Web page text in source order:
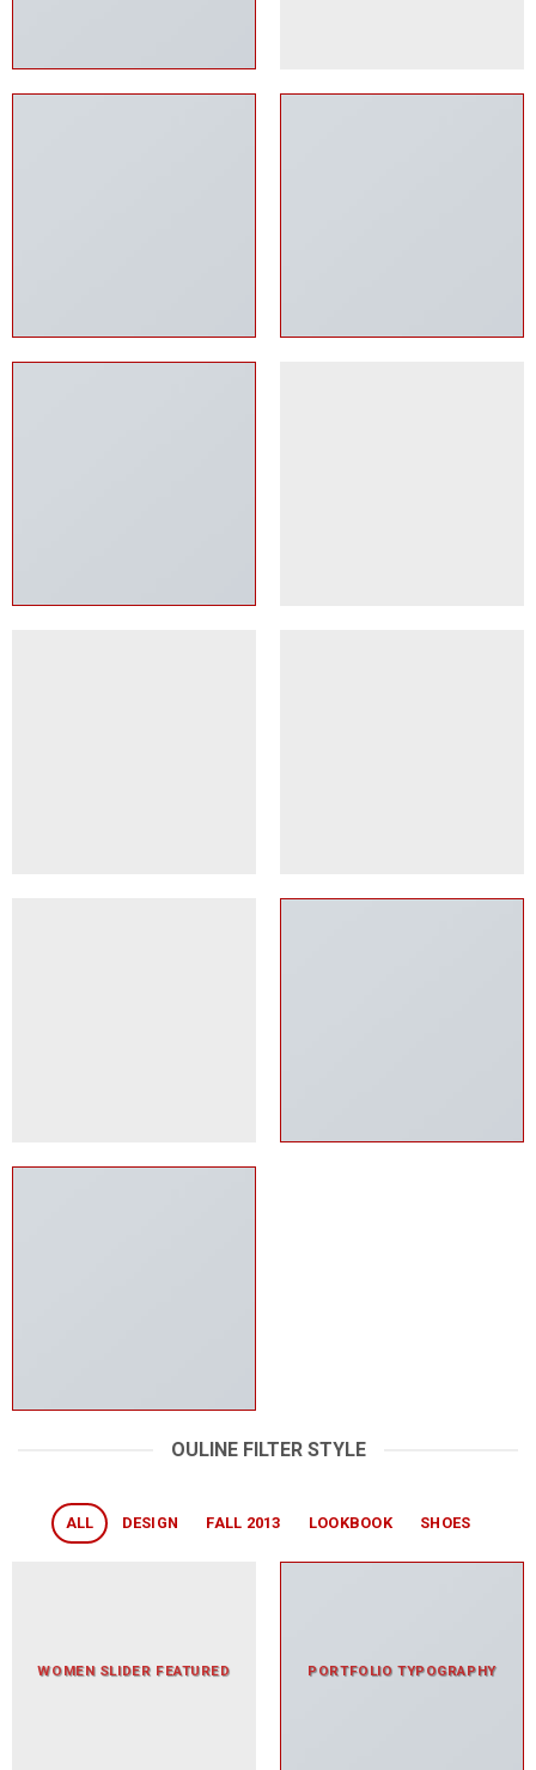
OULINE FILTER STYLE
ALL DESIGN FALL 2013 LOOKBOOK SHOES
WOMEN SLIDER FEATURED PORTFOLIO TYPOGRAPHY